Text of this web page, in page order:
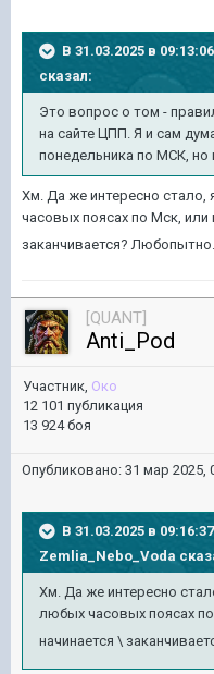
В 31.03.2025 в
сказал:
Это вопрос о том -
на сайте ЦПП. Я и сам
понедельника по МСК, но
Хм. Да же интересно
часовых поясах по Мск,
заканчивается? Любопытно.
[QUANT]
Anti_Pod
Участник, Око
12 101 публикация
13 924 боя
Опубликовано: 31 мар 2025,
В 31.03.2025 в
Zemlia_Nebo_Voda
Хм. Да же интересно
любых часовых поясах
начинается \